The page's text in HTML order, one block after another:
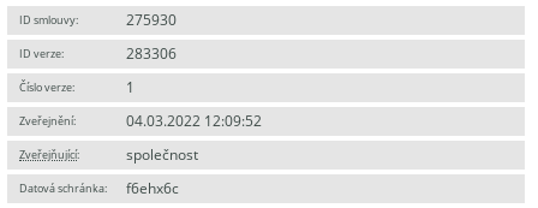
ID smlouvy: 275930
ID verze: 283306
Číslo verze: 1
Zveřejnění: 04.03.2022 12:09:52
Zveřejňující: společnost
Datová schránka: f6ehx6c